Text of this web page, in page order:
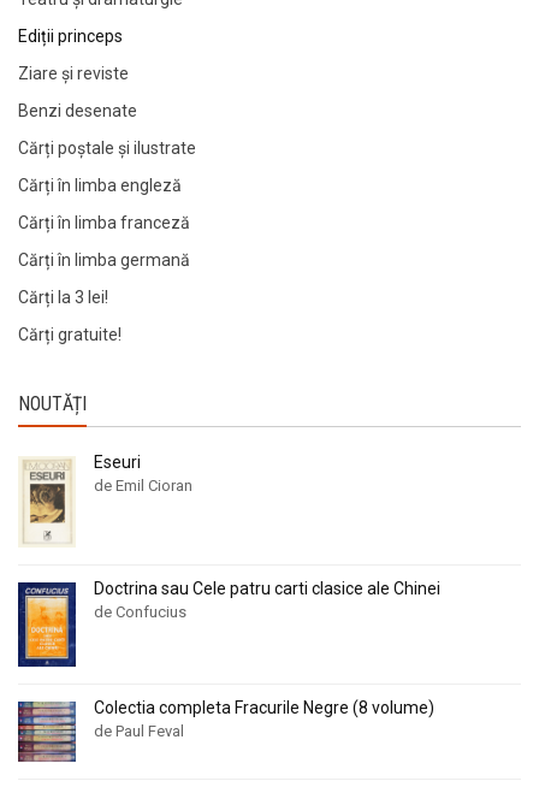
Ediții princeps
Ziare şi reviste
Benzi desenate
Cărți poștale și ilustrate
Cărți în limba engleză
Cărți în limba franceză
Cărți în limba germană
Cărți la 3 lei!
Cărți gratuite!
NOUTĂȚI
Eseuri
de Emil Cioran
Doctrina sau Cele patru carti clasice ale Chinei
de Confucius
Colectia completa Fracurile Negre (8 volume)
de Paul Feval